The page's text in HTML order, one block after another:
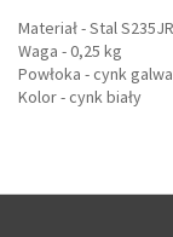
Materiał - Stal S235JR
Waga - 0,25 kg
Powłoka - cynk
Kolor - cynk biały